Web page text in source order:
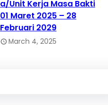
a/Unit Kerja Masa Bakti
01 Maret 2025 – 28
Februari 2029
March 4, 2025